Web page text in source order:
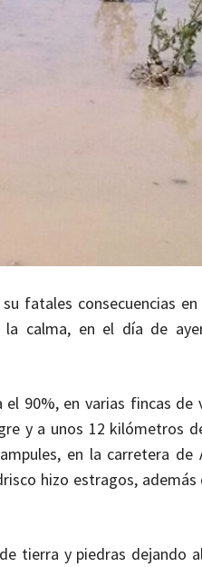
fatales consecuencias
calma, en el día de
90%, en varias fincas de
y a unos 12 kilómetros
en la carretera de
hizo estragos, además
tierra y piedras dejando